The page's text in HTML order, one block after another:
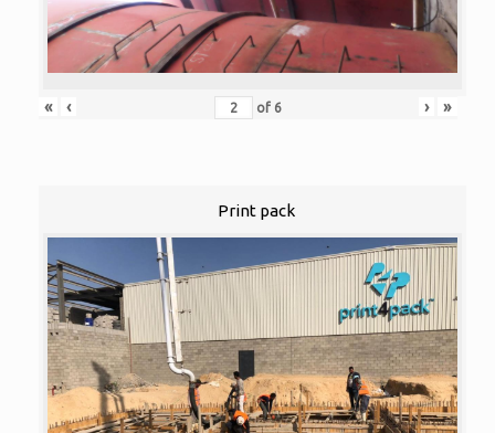
« ‹ of 6 › »
Print pack